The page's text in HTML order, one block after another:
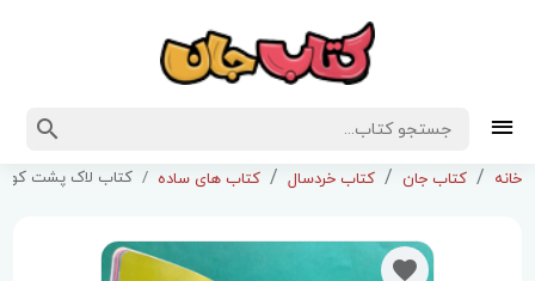
خانه کتاب جان کتاب خردسال کتاب های ساده کتاب لاک پشت